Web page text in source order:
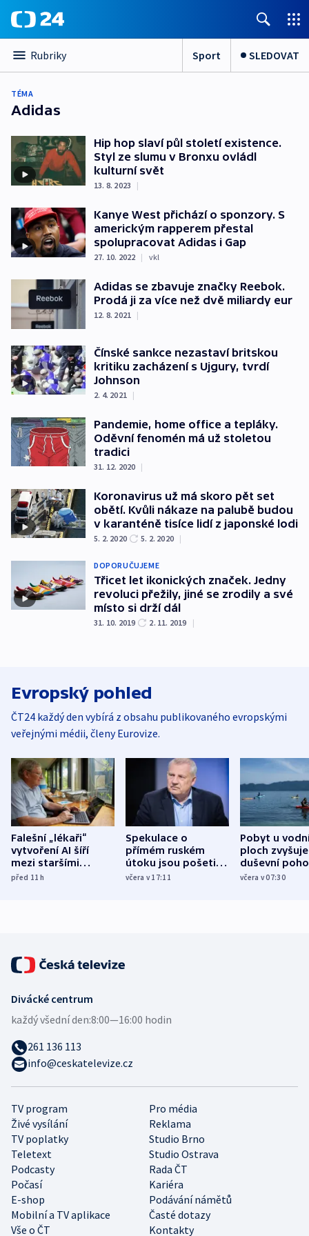
Rubriky Sport SLEDOVAT
TÉMA
Adidas
Hip hop slaví půl století existence.
Styl ze slumu v Bronxu ovládl
kulturní svět
13. 8. 2023 |
Kanye West přichází o sponzory. S
americkým rapperem přestal
spolupracovat Adidas i Gap
27. 10. 2022 | vkl
Adidas se zbavuje značky Reebok.
Prodá ji za více než dvě miliardy eur
12. 8. 2021 |
Čínské sankce nezastaví britskou
kritiku zacházení s Ujgury, tvrdí
Johnson
2. 4. 2021 |
Pandemie, home office a tepláky.
Oděvní fenomén má už stoletou
tradici
31. 12. 2020 |
Koronavirus už má skoro pět set
obětí. Kvůli nákaze na palubě budou
v karanténě tisíce lidí z japonské lodi
5. 2. 2020 5. 2. 2020 |
DOPORUČUJEME
Třicet let ikonických značek. Jedny
revoluci přežily, jiné se zrodily a své
místo si drží dál
31. 10. 2019 2. 11. 2019 |
Evropský pohled
ČT24 každý den vybírá z obsahu publikovaného evropskými
veřejnými médii, členy Eurovize.
Falešní „lékaři“
vytvoření AI šíří
mezi staršími
Poláky nebezpečné
před 11h
Spekulace o
přímém ruském
útoku jsou pošetilé,
míní estonský
včera v 17:11
Pobyt u
ploch zvyšuje
duševní
ukázala
včera v 07:30
TV program
Pro média
Živé vysílání
Reklama
TV poplatky
Studio Brno
Teletext
Studio Ostrava
Podcasty
Rada ČT
Počasí
Kariéra
E-shop
Podávání námětů
Mobilní a TV aplikace
Časté dotazy
Vše o ČT
Kontakty
Divácké centrum
každý všední den:8:00—16:00 hodin
261 136 113
info@ceskatelevize.cz